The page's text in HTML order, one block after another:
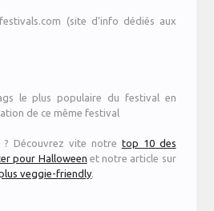
(site d’info dédiés aux
le plus populaire du festival en
de ce même festival
Découvrez vite notre top 10 des
pour Halloween et notre article sur
veggie-friendly.